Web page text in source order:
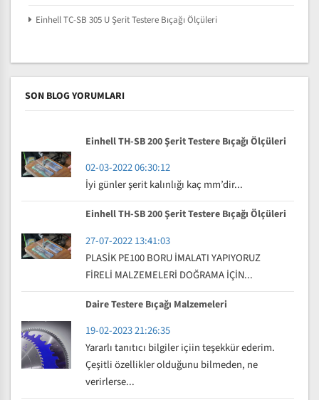
Einhell TC-SB 305 U Şerit Testere Bıçağı Ölçüleri
SON BLOG YORUMLARI
Einhell TH-SB 200 Şerit Testere Bıçağı Ölçüleri
02-03-2022 06:30:12
İyi günler şerit kalınlığı kaç mm’dir...
Einhell TH-SB 200 Şerit Testere Bıçağı Ölçüleri
27-07-2022 13:41:03
PLASİK PE100 BORU İMALATI YAPIYORUZ
FİRELİ MALZEMELERİ DOĞRAMA İÇİN...
Daire Testere Bıçağı Malzemeleri
19-02-2023 21:26:35
Yararlı tanıtıcı bilgiler içiin teşekkür ederim.
Çeşitli özellikler olduğunu bilmeden, ne
verirlerse...